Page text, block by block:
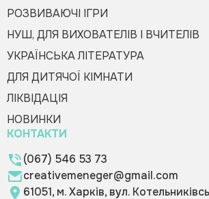
РОЗВИВАЮЧІ ІГРИ
НУШ, ДЛЯ ВИХОВАТЕЛІВ І ВЧИТЕЛІВ
УКРАЇНСЬКА ЛІТЕРАТУРА
ДЛЯ ДИТЯЧОЇ КІМНАТИ
ЛІКВІДАЦІЯ
НОВИНКИ
КОНТАКТИ
(067) 546 53 73
creativemeneger@gmail.com
61051, м. Харків, вул.